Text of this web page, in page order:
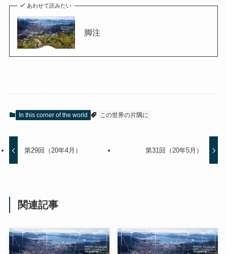
あわせて読みたい
脚注
In this corner of the world この世界の片隅に
第29回（20年4月） 第31回（20年5月）
関連記事